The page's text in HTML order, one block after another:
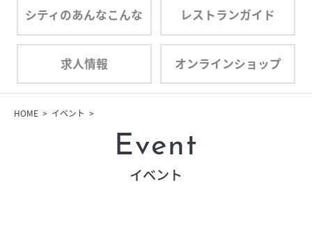
シティのあんなこんな レストランガイド
求人情報 オンラインショップ
プロフィール
フロアガイド
プロフィール
HOME イベント
Event
イベント